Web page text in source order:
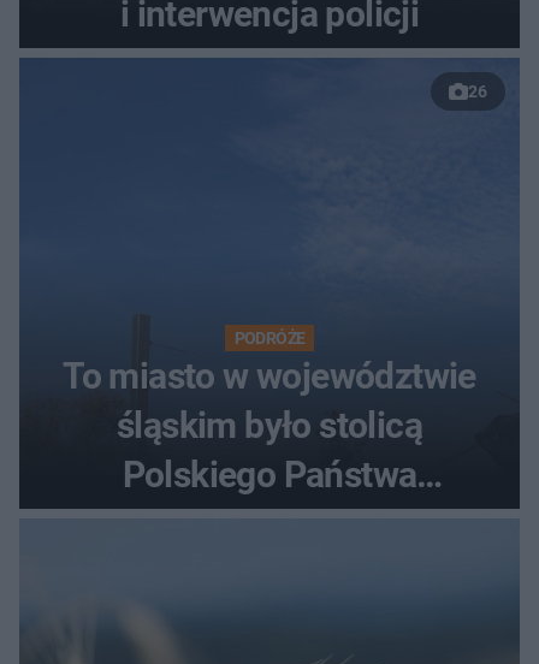
i interwencja policji
26
PODRÓŻE
To miasto w województwie
śląskim było stolicą
Polskiego Państwa